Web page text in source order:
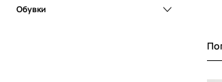
Обувки